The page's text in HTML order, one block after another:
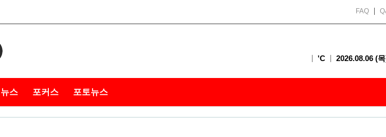
FAQ
'C 2026.08.06 (
스 포커스 포토뉴스